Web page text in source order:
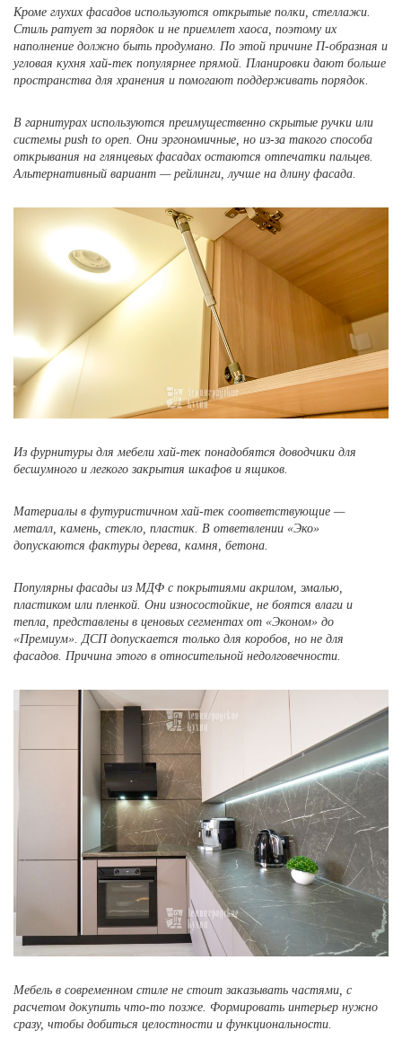
Кроме глухих фасадов используются открытые полки, стеллажи.
Стиль ратует за порядок и не приемлет хаоса, поэтому их
наполнение должно быть продумано. По этой причине П-образная и
угловая кухня хай-тек популярнее прямой. Планировки дают больше
пространства для хранения и помогают поддерживать порядок.
В гарнитурах используются преимущественно скрытые ручки или
системы push to open. Они эргономичные, но из-за такого способа
открывания на глянцевых фасадах остаются отпечатки пальцев.
Альтернативный вариант — рейлинги, лучше на длину фасада.
Из фурнитуры для мебели хай-тек понадобятся доводчики для
бесшумного и легкого закрытия шкафов и ящиков.
Материалы в футуристичном хай-тек соответствующие —
металл, камень, стекло, пластик. В ответвлении «Эко»
допускаются фактуры дерева, камня, бетона.
Популярны фасады из МДФ с покрытиями акрилом, эмалью,
пластиком или пленкой. Они износостойкие, не боятся влаги и
тепла, представлены в ценовых сегментах от «Эконом» до
«Премиум». ДСП допускается только для коробов, но не для
фасадов. Причина этого в относительной недолговечности.
Мебель в современном стиле не стоит заказывать частями, с
расчетом докупить что-то позже. Формировать интерьер нужно
сразу, чтобы добиться целостности и функциональности.